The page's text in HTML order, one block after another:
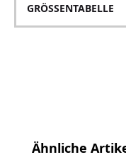
GRÖSSENTABELLE
Produktgalerie
Ähnliche